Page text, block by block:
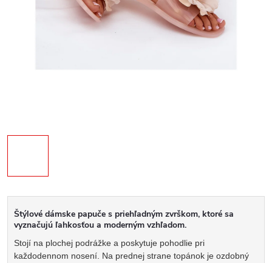
Štýlové dámske papuče s priehľadným zvrškom, ktoré sa
vyznačujú ľahkosťou a moderným vzhľadom.
Stojí na plochej podrážke a poskytuje pohodlie pri
každodennom nosení. Na prednej strane topánok je ozdobný